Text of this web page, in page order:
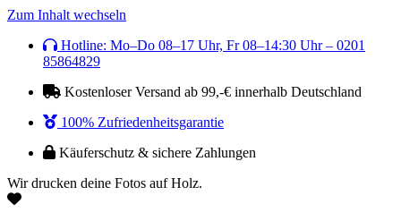
Zum Inhalt wechseln
Hotline: Mo–Do 08–17 Uhr, Fr 08–14:30 Uhr – 0201
85864829
Kostenloser Versand ab 99,-€ innerhalb Deutschland
100% Zufriedenheitsgarantie
Käuferschutz & sichere Zahlungen
Wir drucken deine Fotos auf Holz.